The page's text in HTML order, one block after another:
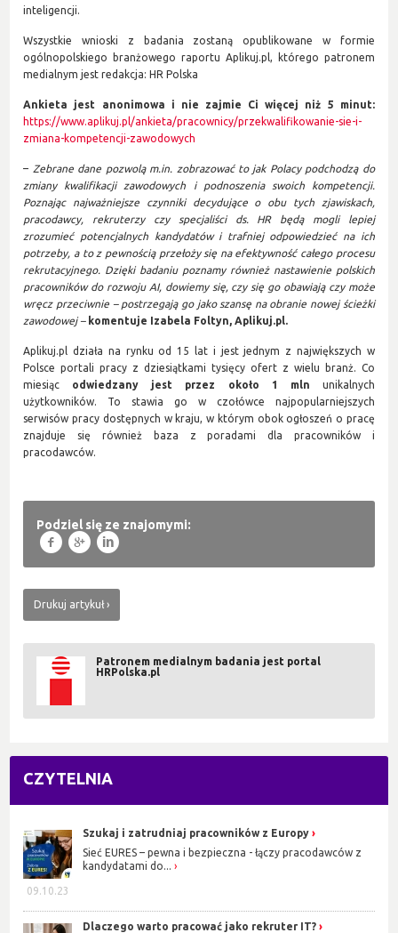
inteligencji.
Wszystkie wnioski z badania zostaną opublikowane w formie
ogólnopolskiego branżowego raportu Aplikuj.pl, którego patronem
medialnym jest redakcja: HR Polska
Ankieta jest anonimowa i nie zajmie Ci więcej niż 5 minut:
https://www.aplikuj.pl/ankieta/pracownicy/przekwalifikowanie-sie-i-
zmiana-kompetencji-zawodowych
– Zebrane dane pozwolą m.in. zobrazować to jak Polacy podchodzą do
zmiany kwalifikacji zawodowych i podnoszenia swoich kompetencji.
Poznając najważniejsze czynniki decydujące o obu tych zjawiskach,
pracodawcy, rekruterzy czy specjaliści ds. HR będą mogli lepiej
zrozumieć potencjalnych kandydatów i trafniej odpowiedzieć na ich
potrzeby, a to z pewnością przełoży się na efektywność całego procesu
rekrutacyjnego. Dzięki badaniu poznamy również nastawienie polskich
pracowników do rozwoju AI, dowiemy się, czy się go obawiają czy może
wręcz przeciwnie – postrzegają go jako szansę na obranie nowej ścieżki
zawodowej – komentuje Izabela Foltyn, Aplikuj.pl.
Aplikuj.pl działa na rynku od 15 lat i jest jednym z największych w
Polsce portali pracy z dziesiątkami tysięcy ofert z wielu branż. Co
miesiąc odwiedzany jest przez około 1 mln unikalnych
użytkowników. To stawia go w czołówce najpopularniejszych
serwisów pracy dostępnych w kraju, w którym obok ogłoszeń o pracę
znajduje się również baza z poradami dla pracowników i
pracodawców.
Podziel się ze znajomymi:
f g l
Drukuj artykuł
Patronem medialnym badania jest portal
HRPolska.pl
CZYTELNIA
09.10.23
Szukaj i zatrudniaj pracowników z Europy
Sieć EURES – pewna i bezpieczna - łączy pracodawców z
kandydatami do...
Dlaczego warto pracować jako rekruter IT?